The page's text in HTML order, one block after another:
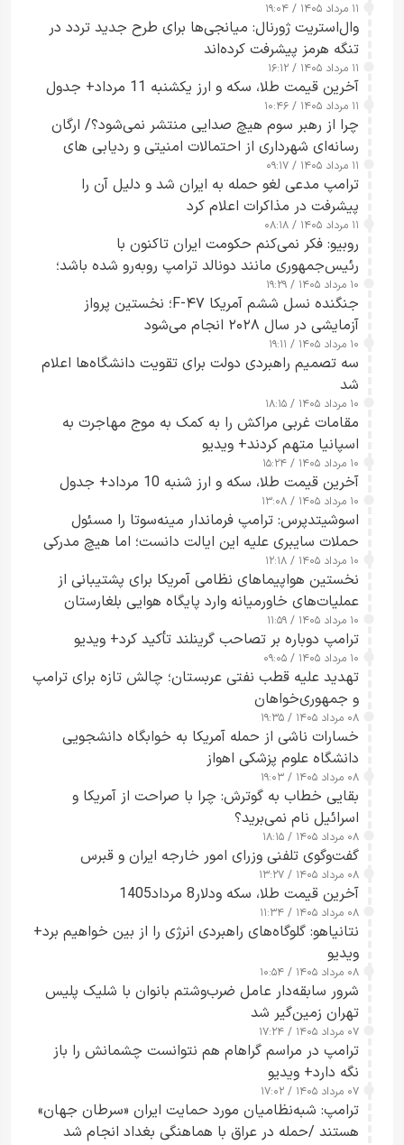
۱۱ مرداد ۱۴۰۵ / ۱۹:۰۴
وال‌استریت ژورنال: میانجی‌ها برای طرح جدید تردد در
تنگه هرمز پیشرفت کرده‌اند
۱۱ مرداد ۱۴۰۵ / ۱۶:۱۲
آخرین قیمت طلا، سکه و ارز یکشنبه 11 مرداد+ جدول
۱۱ مرداد ۱۴۰۵ / ۱۰:۴۶
چرا از رهبر سوم هیچ صدایی منتشر نمی‌شود؟/ ارگان
رسانه‌ای شهرداری از احتمالات امنیتی و ردیابی های
جاسوسی گفت
۱۱ مرداد ۱۴۰۵ / ۰۹:۱۷
ترامپ مدعی لغو حمله به ایران شد و دلیل آن را
پیشرفت در مذاکرات اعلام کرد
۱۱ مرداد ۱۴۰۵ / ۰۸:۱۸
روبیو: فکر نمی‌کنم حکومت ایران تاکنون با
رئیس‌جمهوری مانند دونالد ترامپ روبه‌رو شده باشد؛
کسی که واقعاً دست به اقدام می‌زند
۱۰ مرداد ۱۴۰۵ / ۱۹:۲۹
جنگنده نسل ششم آمریکا F-۴۷؛ نخستین پرواز
آزمایشی در سال ۲۰۲۸ انجام می‌شود
۱۰ مرداد ۱۴۰۵ / ۱۹:۱۱
سه تصمیم راهبردی دولت برای تقویت دانشگاه‌ها اعلام
شد
۱۰ مرداد ۱۴۰۵ / ۱۸:۱۵
مقامات غربی مراکش را به کمک به موج مهاجرت به
اسپانیا متهم کردند+ ویدیو
۱۰ مرداد ۱۴۰۵ / ۱۵:۲۴
آخرین قیمت طلا، سکه و ارز شنبه 10 مرداد+ جدول
۱۰ مرداد ۱۴۰۵ / ۱۳:۰۸
اسوشیتدپرس: ترامپ فرماندار مینه‌سوتا را مسئول
حملات سایبری علیه این ایالت دانست؛ اما هیچ مدرکی
ارائه نکرد
۱۰ مرداد ۱۴۰۵ / ۱۲:۱۸
نخستین هواپیماهای نظامی آمریکا برای پشتیبانی از
عملیات‌های خاورمیانه وارد پایگاه هوایی بلغارستان
شدند
۱۰ مرداد ۱۴۰۵ / ۱۱:۵۹
ترامپ دوباره بر تصاحب گرینلند تأکید کرد+ ویدیو
۱۰ مرداد ۱۴۰۵ / ۰۹:۰۵
تهدید علیه قطب نفتی عربستان؛ چالش تازه برای ترامپ
و جمهوری‌خواهان
۰۸ مرداد ۱۴۰۵ / ۱۹:۳۵
خسارات ناشی از حمله آمریکا به خوابگاه دانشجویی
دانشگاه علوم پزشکی اهواز
۰۸ مرداد ۱۴۰۵ / ۱۹:۰۳
بقایی خطاب به گوترش: چرا با صراحت از آمریکا و
اسرائیل نام نمی‌برید؟
۰۸ مرداد ۱۴۰۵ / ۱۸:۱۵
گفت‌وگوی تلفنی وزرای امور خارجه ایران و قبرس
۰۸ مرداد ۱۴۰۵ / ۱۳:۲۷
آخرین قیمت طلا، سکه ودلار8 مرداد1405
۰۸ مرداد ۱۴۰۵ / ۱۱:۳۴
نتانیاهو: گلوگاه‌های راهبردی انرژی را از بین خواهیم برد+
ویدیو
۰۸ مرداد ۱۴۰۵ / ۱۰:۵۴
شرور سابقه‌دار عامل ضرب‌وشتم بانوان با شلیک پلیس
تهران زمین‌گیر شد
۰۷ مرداد ۱۴۰۵ / ۱۷:۲۴
ترامپ در مراسم گراهام هم نتوانست چشمانش را باز
نگه دارد+ ویدیو
۰۷ مرداد ۱۴۰۵ / ۱۷:۰۲
ترامپ: شبه‌نظامیان مورد حمایت ایران «سرطان جهان»
هستند /حمله در عراق با هماهنگی بغداد انجام شد